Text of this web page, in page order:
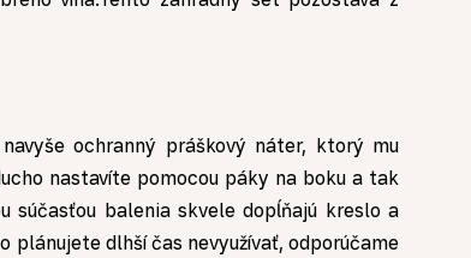
ochranný práškový náter, ktorý mu
nastavíte pomocou páky na boku a tak
súčasťou balenia skvele dopĺňajú kreslo a
plánujete dlhší čas nevyužívať, odporúčame